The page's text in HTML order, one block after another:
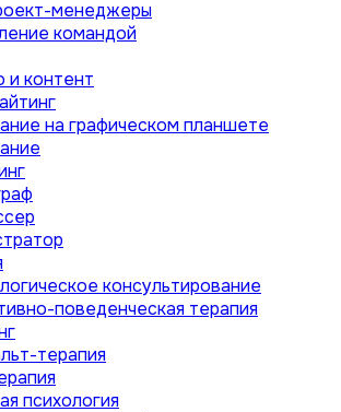
менеджеры
командой
и контент
на графическом планшете
консультирование
поведенческая терапия
терапия
психология